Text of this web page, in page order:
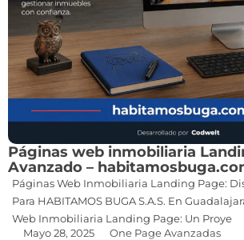
Páginas web inmobiliaria
Avanzado –
Páginas Web Inmobiliaria Landing Page:
Para HABITAMOS BUGA S.A.S. En
Web Inmobiliaria Landing Page: Un Proye
Mayo 28, 2025
One Page Avanzadas